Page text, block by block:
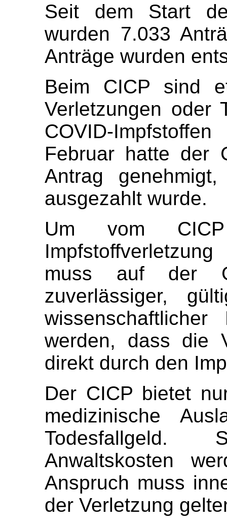
Seit dem Start
wurden 7.033
Anträge wurden
Beim CICP sind
Verletzungen oder
COVID-
Februar hatte der
Antrag
ausgezahlt wurde.
Um vom
muss auf der
zuverlässiger,
wissenschaftlicher
werden, dass die
direkt durch den
Der CICP bietet
medizinische
Todesfallgeld.
Anwaltskosten
Anspruch muss
der Verletzung